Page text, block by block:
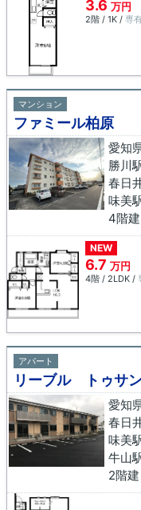
3.6 万円
2階 / 1K / 専
マンション
ファミール柏原
愛知
勝川
味美
4階
NEW
6.7 万円
4階 / 2LDK /
アパート
リーブル トゥサ
愛知
春日
味美
牛山
2階